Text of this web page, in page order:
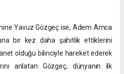
Yavuz Gözgeç ise, Adem Amca
bir kez daha şahitlik ettiklerini
olduğu bilinciyle hareket ederek
anlatan Gözgeç, dünyanın ilk